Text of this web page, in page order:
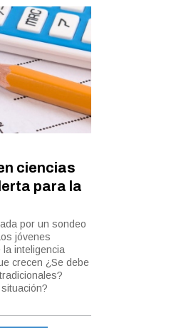
ciencias
para la
por un sondeo
jóvenes
inteligencia
crecen ¿Se debe